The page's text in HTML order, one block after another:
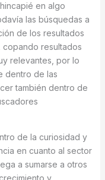
en algo
las búsquedas a
de los resultados
resultados
relevantes, por lo
dentro de las
también dentro de
de la curiosidad y
en cuanto al sector
a sumarse a otros